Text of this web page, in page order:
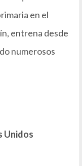
en el
entrena desde
numerosos
Unidos